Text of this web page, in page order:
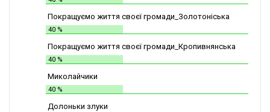
Покращуємо життя своєї громади_Золотоніська
СШІТ №2
40 %
Покращуємо життя своєї громади_Кропивнянська
ЗОШ
40 %
Миколайчики
40 %
Долоньки злуки